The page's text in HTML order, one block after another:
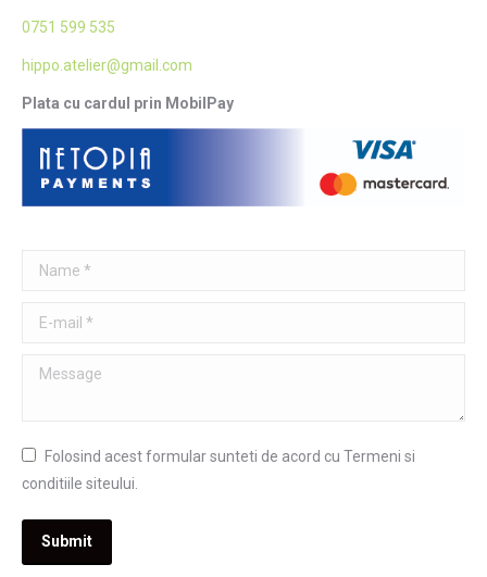
0751 599 535
hippo.atelier@gmail.com
Plata cu cardul prin MobilPay
Name *
E-mail *
Message
Folosind acest formular sunteti de acord cu Termeni si
conditiile siteului.
Submit